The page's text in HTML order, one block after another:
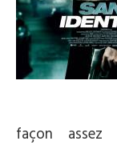
façon assez